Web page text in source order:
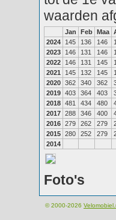
waarden
Jan Feb Maa
2024
145 136 146
2023
146 131 146
2022
146 131 145
2021
145 132 145
2020 362 340 362
2019 403 364 403
2018 481 434 480
2017 288 346 400
2016 279 262 279
2015 280 252 279
2014
Foto's
© 2000-2026